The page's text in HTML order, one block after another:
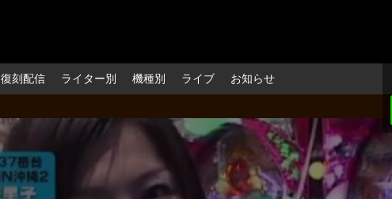
復刻配信 ライター別 機種別 ライブ お知らせ